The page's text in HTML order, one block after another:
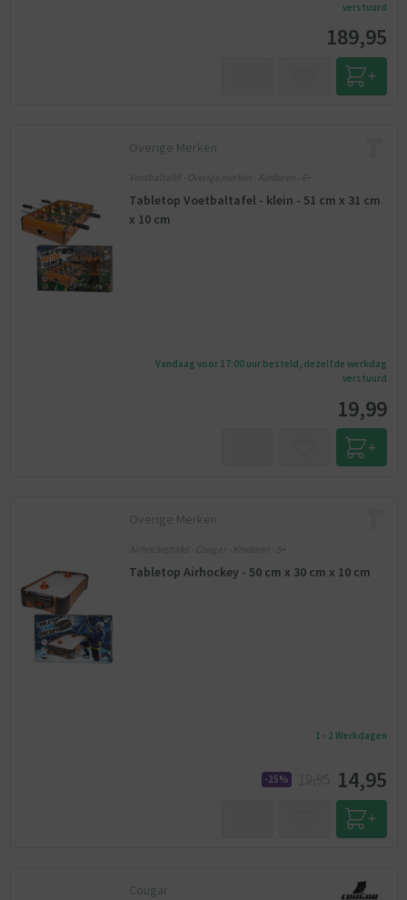
verstuurd
189,95
Overige Merken
Voetbaltafel - Overige merken - Kinderen - 6+
Tabletop Voetbaltafel - klein - 51 cm x 31 cm
x 10 cm
Vandaag voor 17:00 uur besteld, dezelfde werkdag
verstuurd
19,99
Overige Merken
Airhockeytafel - Cougar - Kinderen - 5+
Tabletop Airhockey - 50 cm x 30 cm x 10 cm
1 - 2 Werkdagen
-25% 14,95
Cougar